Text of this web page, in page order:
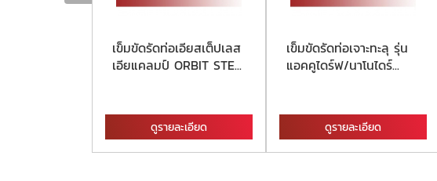
เข็มขัดรัดท่อเอียสเต็ปเลส
เอียแคลมป์ ORBIT STE...
ดูรายละเอียด
เข็มขัดรัดท่อเจาะทะลุ รุ่น
แอคคูไดร์ฟ/นาโนไดร์...
ดูรายละเอียด